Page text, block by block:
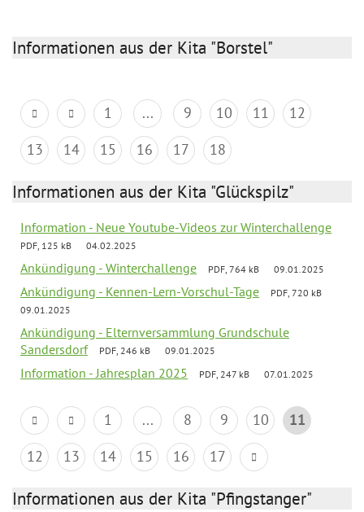
Informationen aus der Kita "Borstel"
1 ... 9 10 11
12
13
14 15 16 17 18
Informationen aus der Kita "Glückspilz"
Information - Neue Youtube-Videos zur Winterchallenge
PDF, 125 kB 04.02.2025
Ankündigung - Winterchallenge PDF, 764 kB 09.01.2025
Ankündigung - Kennen-Lern-Vorschul-Tage
PDF, 720 kB
09.01.2025
Ankündigung - Elternversammlung Grundschule
Sandersdorf
PDF, 246 kB 09.01.2025
Information - Jahresplan 2025 PDF, 247 kB 07.01.2025
1 ... 8 9 10
11
12
13 14 15 16 17
Informationen aus der Kita "Pfingstanger"